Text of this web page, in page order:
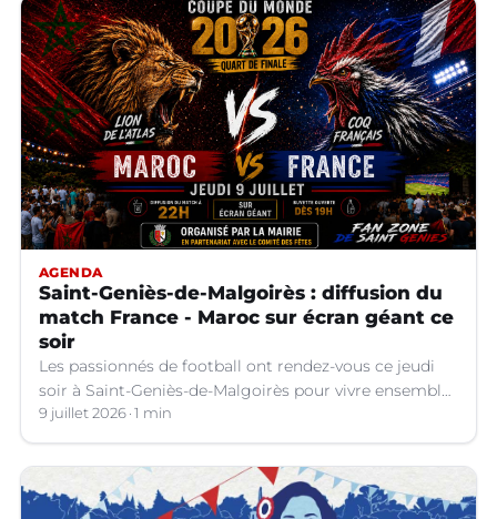
AGENDA
Saint-Geniès-de-Malgoirès : diffusion du
match France - Maroc sur écran géant ce
soir
Les passionnés de football ont rendez-vous ce jeudi
soir à Saint-Geniès-de-Malgoirès pour vivre ensemble
l'un des temps forts de la Coupe du Monde 2026.
9 juillet 2026 1 min